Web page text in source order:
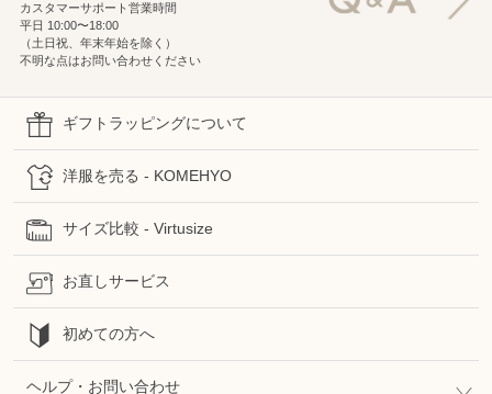
カスタマーサポート営業時間
平日 10:00〜18:00
（土日祝、年末年始を除く）
不明な点はお問い合わせください
ギフトラッピングについて
洋服を売る - KOMEHYO
サイズ比較 - Virtusize
お直しサービス
初めての方へ
ヘルプ・お問い合わせ